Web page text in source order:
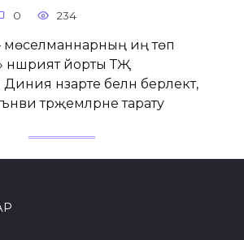
0 234
мөселманнарның иң төп
нәшрият йорты ТҖ
нәзарәте белән берлектә,
тәрҗемәләрне тарату